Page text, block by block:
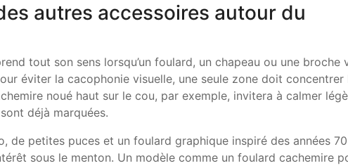
autres accessoires autour du
tout son sens lorsqu’un foulard, un chapeau ou une broche
éviter la cacophonie visuelle, une seule zone doit concentrer
noué haut sur le cou, par exemple, invitera à calmer
déjà marquées.
de petites puces et un foulard graphique inspiré des années 70
sous le menton. Un modèle comme un foulard cachemire